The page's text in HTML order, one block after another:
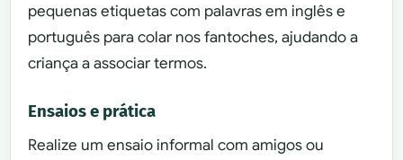
pequenas etiquetas com palavras em inglês e
português para colar nos fantoches, ajudando a
criança a associar termos.
Ensaios e prática
Realize um ensaio informal com amigos ou